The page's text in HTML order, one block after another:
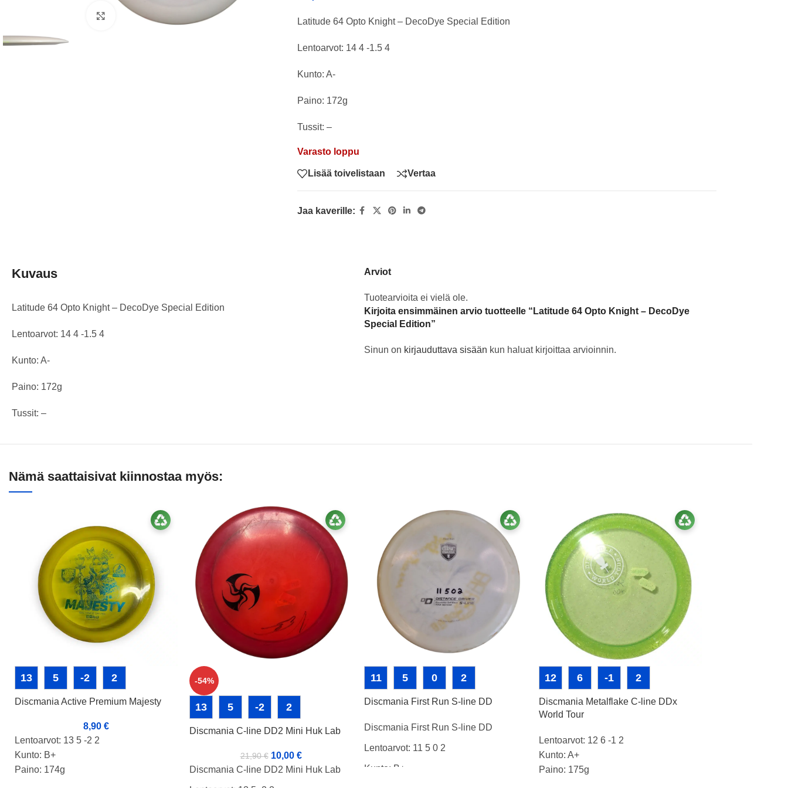
Klikkaa suuremmaksi
Latitude 64 Opto Knight – DecoDye Special Edition
Lentoarvot: 14 4 -1.5 4
Kunto: A-
Paino: 172g
Tussit: –
Varasto loppu
Lisää toivelistaan Vertaa
Jaa kaverille:
Kuvaus
Latitude 64 Opto Knight – DecoDye Special Edition
Lentoarvot: 14 4 -1.5 4
Kunto: A-
Paino: 172g
Tussit: –
Arviot
Tuotearvioita ei vielä ole.
Kirjoita ensimmäinen arvio tuotteelle “Latitude 64 Opto Knight – DecoDye
Special Edition”
Sinun on kirjauduttava sisään kun haluat kirjoittaa arvioinnin.
Nämä saattaisivat kiinnostaa myös:
13 5 -2 2
Discmania Active Premium Majesty
8,90 €
Lentoarvot: 13 5 -2 2
Kunto: B+
Paino: 174g
-54%
13 5 -2 2
Discmania C-line DD2 Mini Huk Lab
21,90€ 10,00 €
Discmania C-line DD2 Mini Huk Lab
11 5 0 2
Discmania First Run S-line DD
Discmania First Run S-line DD
Lentoarvot: 11 5 0 2
Kunto: B+
12 6 -1 2
Discmania Metalflake C-line DDx
World Tour
Lentoarvot: 12 6 -1 2
Kunto: A+
Paino: 175g